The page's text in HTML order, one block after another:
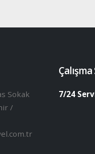
Sokak
/
7/24